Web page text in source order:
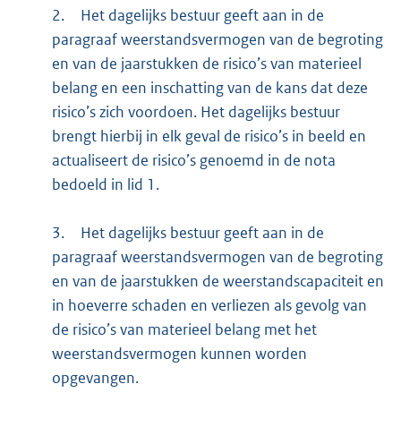
2.
Het dagelijks bestuur geeft aan in de
paragraaf weerstandsvermogen van de begroting
en van de jaarstukken de risico’s van materieel
belang en een inschatting van de kans dat deze
risico’s zich voordoen. Het dagelijks bestuur
brengt hierbij in elk geval de risico’s in beeld en
actualiseert de risico’s genoemd in de nota
bedoeld in lid 1.
3.
Het dagelijks bestuur geeft aan in de
paragraaf weerstandsvermogen van de begroting
en van de jaarstukken de weerstandscapaciteit en
in hoeverre schaden en verliezen als gevolg van
de risico’s van materieel belang met het
weerstandsvermogen kunnen worden
opgevangen.